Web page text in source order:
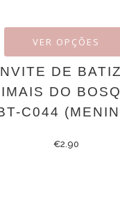
VER OPÇÕES
DE
DO
C044
€2.90